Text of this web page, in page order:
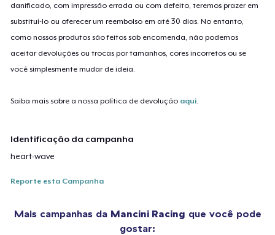
danificado, com impressão errada ou com defeito, teremos prazer em
substituí-lo ou oferecer um reembolso em até 30 dias. No entanto,
como nossos produtos são feitos sob encomenda, não podemos
aceitar devoluções ou trocas por tamanhos, cores incorretos ou se
você simplesmente mudar de ideia.
Saiba mais sobre a nossa política de devolução aqui
Identificação da campanha
heart-wave
Reporte esta Campanha
Mais campanhas da Mancini Racing que você pode
gostar: